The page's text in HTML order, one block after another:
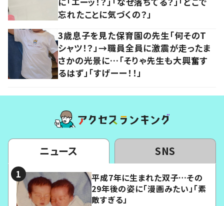
忘れたことに気づくの？」
3歳息子を見た保育園の先生「何そのT
シャツ！？」→職員全員に激震が走ったま
さかの光景に…「そりゃ先生も大興奮す
るはず」「すげーー！！」
ニュース SNS
平成7年に生まれた双子…その
29年後の姿に「漫画みたい」「素
敵すぎる」